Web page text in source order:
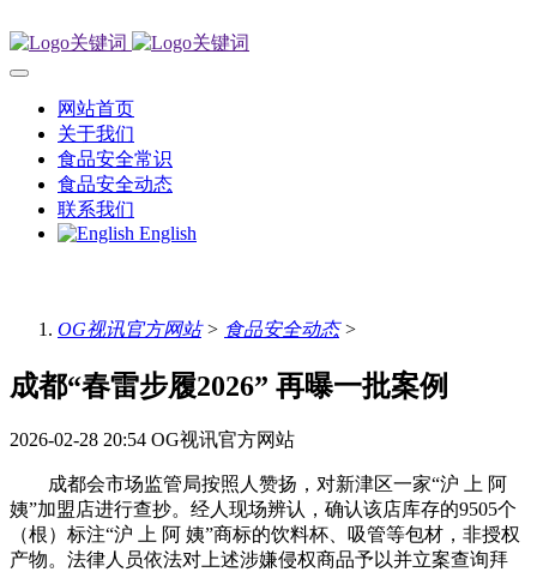
网站首页
关于我们
食品安全常识
食品安全动态
联系我们
English
OG视讯官方网站> 食品安全动态>
成都“春雷步履2026” 再曝一批案例
2026-02-28 20:54 OG视讯官方网站
成都会市场监管局按照人赞扬，对新津区一家“沪 上 阿
姨”加盟店进行查抄。经人现场辨认，确认该店库存的9505个
（根）标注“沪 上 阿 姨”商标的饮料杯、吸管等包材，非授权
产物。法律人员依法对上述涉嫌侵权商品予以并立案查询拜